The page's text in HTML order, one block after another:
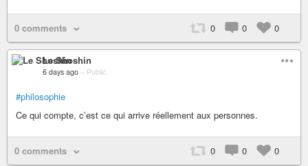
0 comments 0 0 0
Le Shoshin
6 days ago – Public
#philosophie
Ce qui compte, c’est ce qui arrive réellement aux personnes.
0 comments 0 0 0